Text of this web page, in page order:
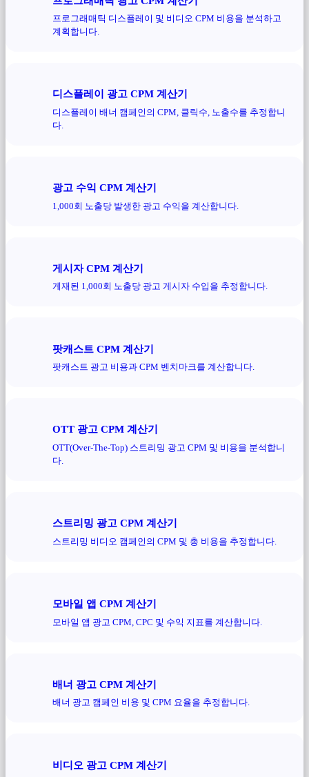
프로그래매틱 디스플레이 및 비디오 CPM 비용을 분석하고
계획합니다.
디스플레이 광고 CPM 계산기
디스플레이 배너 캠페인의 CPM, 클릭수, 노출수를 추정합니
다.
광고 수익 CPM 계산기
1,000회 노출당 발생한 광고 수익을 계산합니다.
게시자 CPM 계산기
게재된 1,000회 노출당 광고 게시자 수입을 추정합니다.
팟캐스트 CPM 계산기
팟캐스트 광고 비용과 CPM 벤치마크를 계산합니다.
OTT 광고 CPM 계산기
OTT(Over-The-Top) 스트리밍 광고 CPM 및 비용을 분석합니
다.
스트리밍 광고 CPM 계산기
스트리밍 비디오 캠페인의 CPM 및 총 비용을 추정합니다.
모바일 앱 CPM 계산기
모바일 앱 광고 CPM, CPC 및 수익 지표를 계산합니다.
배너 광고 CPM 계산기
배너 광고 캠페인 비용 및 CPM 요율을 추정합니다.
비디오 광고 CPM 계산기